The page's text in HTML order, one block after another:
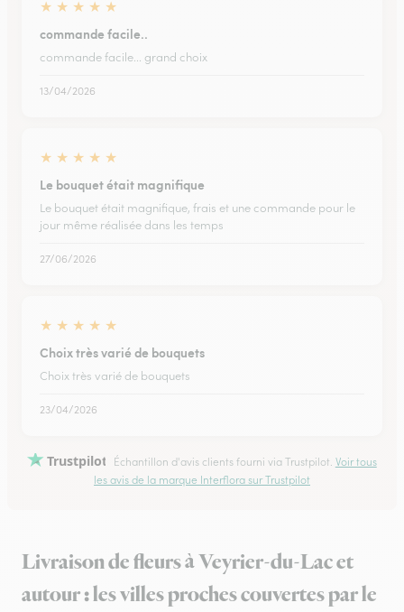
★ ★ ★ ★ ★
commande facile..
commande facile... grand choix
13/04/2026
★ ★ ★ ★ ★
Le bouquet était magnifique
Le bouquet était magnifique, frais et une commande pour le
jour même réalisée dans les temps
27/06/2026
★ ★ ★ ★ ★
Choix très varié de bouquets
Choix très varié de bouquets
23/04/2026
Trustpilot Échantillon d'avis clients fourni via Trustpilot. Voir tous
les avis de la marque Interflora sur Trustpilot
Livraison de fleurs à Veyrier-du-Lac et
autour : les villes proches couvertes par le